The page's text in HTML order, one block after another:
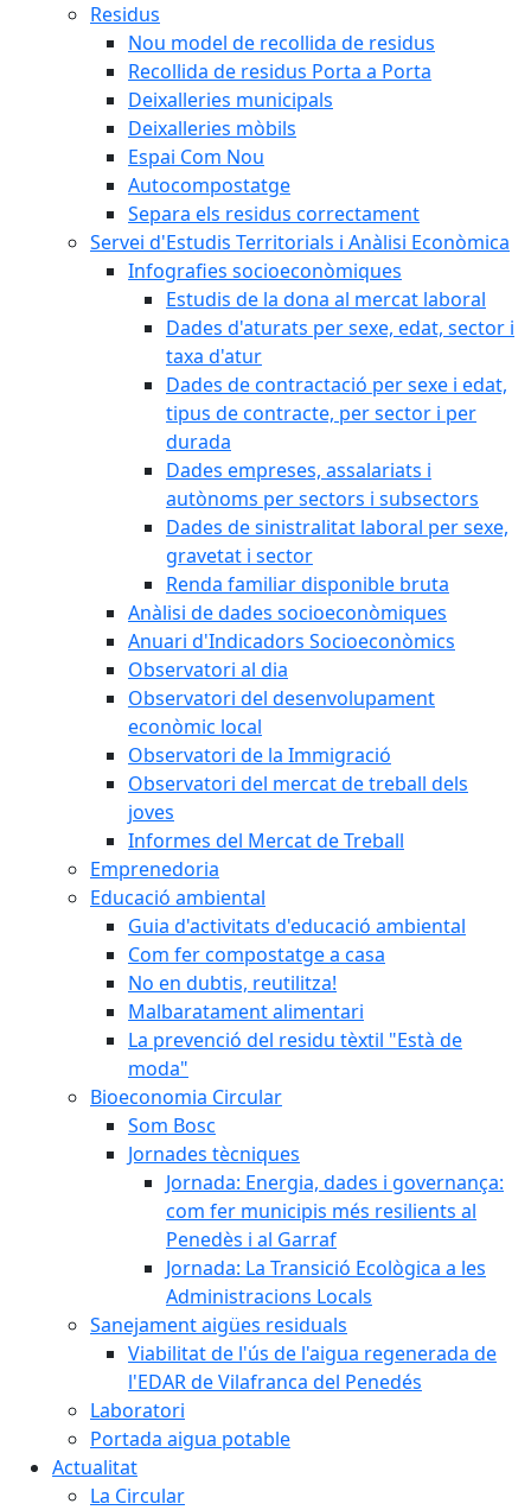
Residus
Nou model de recollida de residus
Recollida de residus Porta a Porta
Deixalleries municipals
Deixalleries mòbils
Espai Com Nou
Autocompostatge
Separa els residus correctament
Servei d'Estudis Territorials i Anàlisi Econòmica
Infografies socioeconòmiques
Estudis de la dona al mercat laboral
Dades d'aturats per sexe, edat, sector i
taxa d'atur
Dades de contractació per sexe i edat,
tipus de contracte, per sector i per
durada
Dades empreses, assalariats i
autònoms per sectors i subsectors
Dades de sinistralitat laboral per sexe,
gravetat i sector
Renda familiar disponible bruta
Anàlisi de dades socioeconòmiques
Anuari d'Indicadors Socioeconòmics
Observatori al dia
Observatori del desenvolupament
econòmic local
Observatori de la Immigració
Observatori del mercat de treball dels
joves
Informes del Mercat de Treball
Emprenedoria
Educació ambiental
Guia d'activitats d'educació ambiental
Com fer compostatge a casa
No en dubtis, reutilitza!
Malbaratament alimentari
La prevenció del residu tèxtil "Està de
moda"
Bioeconomia Circular
Som Bosc
Jornades tècniques
Jornada: Energia, dades i governança:
com fer municipis més resilients al
Penedès i al Garraf
Jornada: La Transició Ecològica a les
Administracions Locals
Sanejament aigües residuals
Viabilitat de l'ús de l'aigua regenerada de
l'EDAR de Vilafranca del Penedés
Laboratori
Portada aigua potable
Actualitat
La Circular